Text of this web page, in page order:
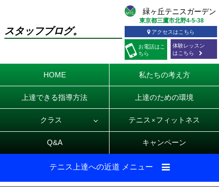
スタッフブログ。
お電話はこ
ちら
東京都三鷹市北野4-5-38
アクセスはこちら
体験レッスン
はこちら
HOME 私たちの考え方
上達できる指導方法 上達のための環境
クラス テニス × フィットネス
Q&A キャンペーン
テニス上達への近道 メニュー